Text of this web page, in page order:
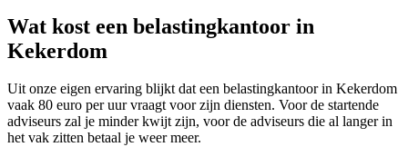
Wat kost een belastingkantoor in
Kekerdom
Uit onze eigen ervaring blijkt dat een belastingkantoor in Kekerdom
vaak 80 euro per uur vraagt voor zijn diensten. Voor de startende
adviseurs zal je minder kwijt zijn, voor de adviseurs die al langer in
het vak zitten betaal je weer meer.